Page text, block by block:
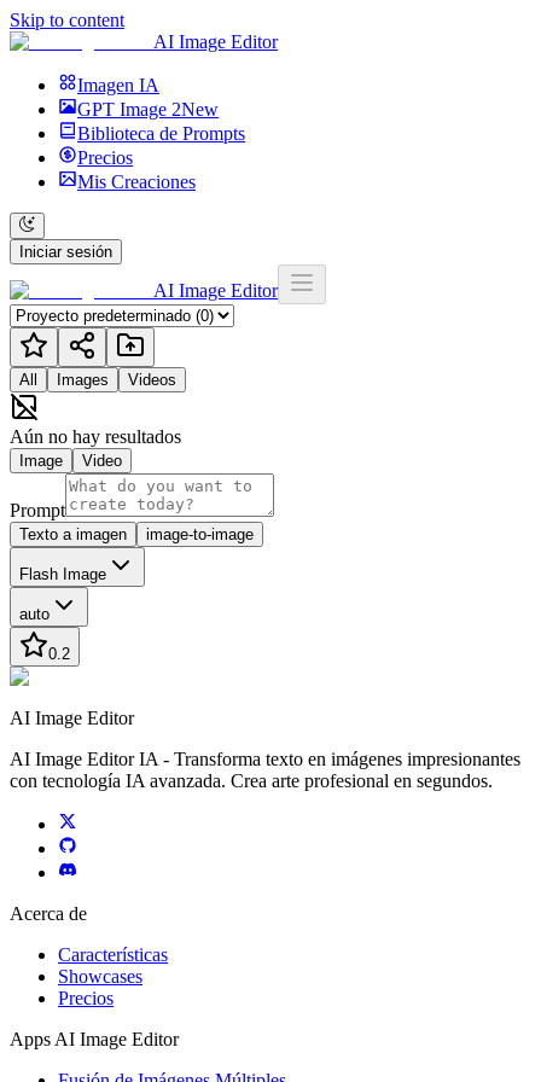
Skip to content
AI Image Editor
Imagen IA
GPT Image 2New
Biblioteca de Prompts
Precios
Mis Creaciones
Iniciar sesión
AI Image Editor
All Images Videos
Aún no hay resultados
Image Video
Prompt
Texto a imagen image-to-image
Flash Image
auto
0.2
AI Image Editor
AI Image Editor IA - Transforma texto en imágenes impresionantes
con tecnología IA avanzada. Crea arte profesional en segundos.
Acerca de
Características
Showcases
Precios
Apps AI Image Editor